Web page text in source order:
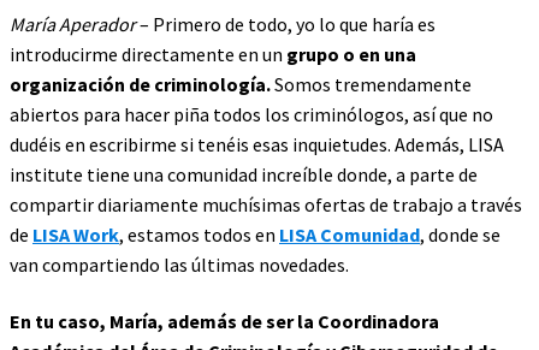
María Aperador– Primero de todo, yo lo que haría es
introducirme directamente en un grupo o en una
organización de criminología.Somos tremendamente
abiertos para hacer piña todos los criminólogos, así que no
dudéis en escribirme si tenéis esas inquietudes. Además, LISA
institute tiene una comunidad increíble donde, a parte de
compartir diariamente muchísimas ofertas de trabajo a través
de LISA Work, estamos todos en LISA Comunidad, donde se
van compartiendo las últimas novedades.
En tu caso, María, además de ser la Coordinadora